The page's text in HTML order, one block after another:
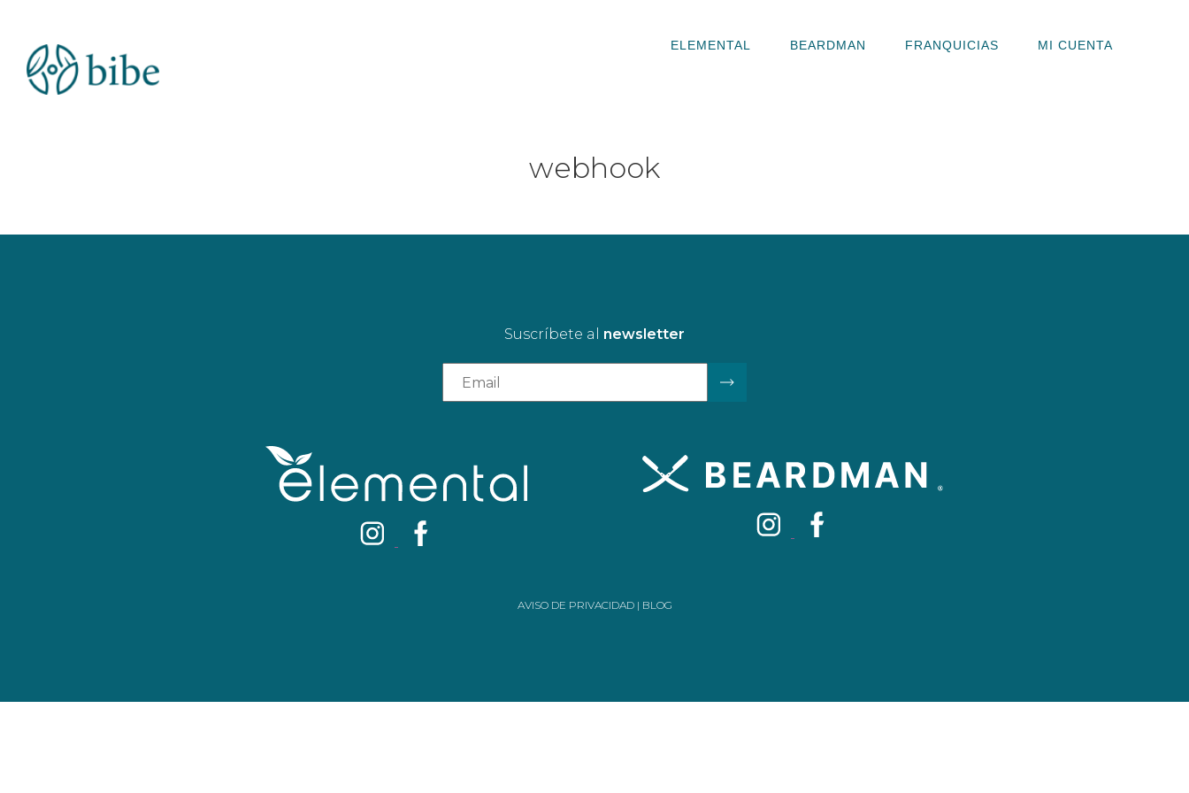
ELEMENTAL BEARDMAN FRANQUICIAS MI CUENTA
webhook
Suscríbete al newsletter
AVISO DE PRIVACIDAD| BLOG